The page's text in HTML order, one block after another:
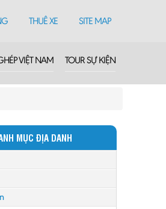
THUÊ XE SITE MAP
VIỆT NAM TOUR SỰ KIỆN
MỤC ĐỊA DANH